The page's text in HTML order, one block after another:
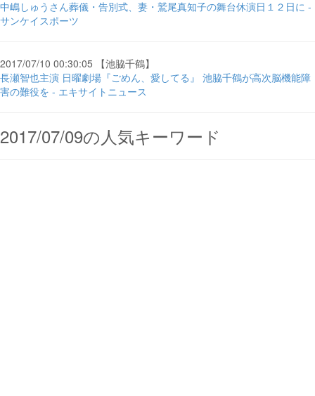
中嶋しゅうさん葬儀・告別式、妻・鷲尾真知子の舞台休演日１２日に -
サンケイスポーツ
2017/07/10 00:30:05 【池脇千鶴】
長瀬智也主演 日曜劇場『ごめん、愛してる』 池脇千鶴が高次脳機能障
害の難役を - エキサイトニュース
2017/07/09の人気キーワード